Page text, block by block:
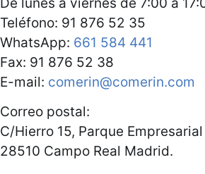
Teléfono: 91 876 52 35
WhatsApp: 661 584 441
Fax: 91 876 52 38
E-mail: comerin@comerin.com
Correo postal:
C/Hierro 15, Parque
28510 Campo Real Madrid.